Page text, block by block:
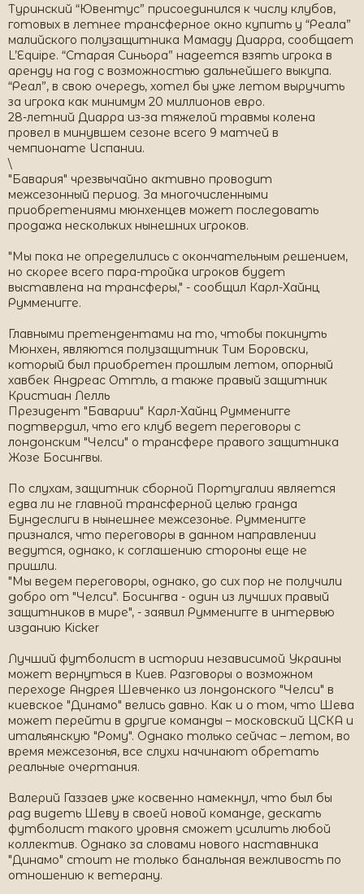
Туринский “Ювентус” присоединился к числу клубов,
готовых в летнее трансферное окно купить у “Реала”
малийского полузащитника Мамаду Диарра, сообщает
L’Equipe. “Старая Синьора” надеется взять игрока в
аренду на год с возможностью дальнейшего выкупа.
“Реал”, в свою очередь, хотел бы уже летом выручить
за игрока как минимум 20 миллионов евро.
28-летний Диарра из-за тяжелой травмы колена
провел в минувшем сезоне всего 9 матчей в
чемпионате Испании.
\
"Бавария" чрезвычайно активно проводит
межсезонный период. За многочисленными
приобретениями мюнхенцев может последовать
продажа нескольких нынешних игроков.
"Мы пока не определились с окончательным решением,
но скорее всего пара-тройка игроков будет
выставлена на трансферы," - сообщил Карл-Хайнц
Румменигге.
Главными претендентами на то, чтобы покинуть
Мюнхен, являются полузащитник Тим Боровски,
который был приобретен прошлым летом, опорный
хавбек Андреас Оттль, а также правый защитник
Кристиан Лелль
Президент "Баварии" Карл-Хайнц Румменигге
подтвердил, что его клуб ведет переговоры с
лондонским "Челси" о трансфере правого защитника
Жозе Босингвы.
По слухам, защитник сборной Португалии является
едва ли не главной трансферной целью гранда
Бундеслиги в нынешнее межсезонье. Румменигге
признался, что переговоры в данном направлении
ведутся, однако, к соглашению стороны еще не
пришли.
"Мы ведем переговоры, однако, до сих пор не получили
добро от "Челси". Босингва - один из лучших правый
защитников в мире", - заявил Румменигге в интервью
изданию Kicker
Лучший футболист в истории независимой Украины
может вернуться в Киев. Разговоры о возможном
переходе Андрея Шевченко из лондонского "Челси" в
киевское "Динамо" велись давно. Как и о том, что Шева
может перейти в другие команды – московский ЦСКА и
итальянскую "Рому". Однако только сейчас – летом, во
время межсезонья, все слухи начинают обретать
реальные очертания.
Валерий Газзаев уже косвенно намекнул, что был бы
рад видеть Шеву в своей новой команде, дескать
футболист такого уровня сможет усилить любой
коллектив. Однако за словами нового наставника
"Динамо" стоит не только банальная вежливость по
отношению к ветерану.